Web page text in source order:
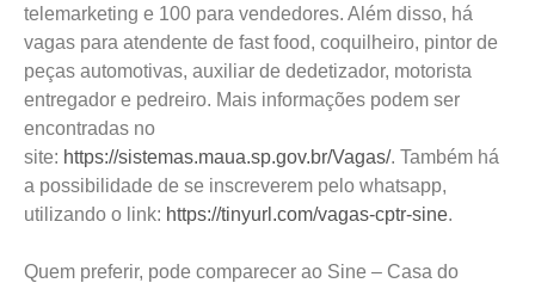
telemarketing e 100 para vendedores. Além disso, há
vagas para atendente de fast food, coquilheiro, pintor de
peças automotivas, auxiliar de dedetizador, motorista
entregador e pedreiro. Mais informações podem ser
encontradas no
site: https://sistemas.maua.sp.gov.br/Vagas/. Também há
a possibilidade de se inscreverem pelo whatsapp,
utilizando o link: https://tinyurl.com/vagas-cptr-sine.
Quem preferir, pode comparecer ao Sine – Casa do